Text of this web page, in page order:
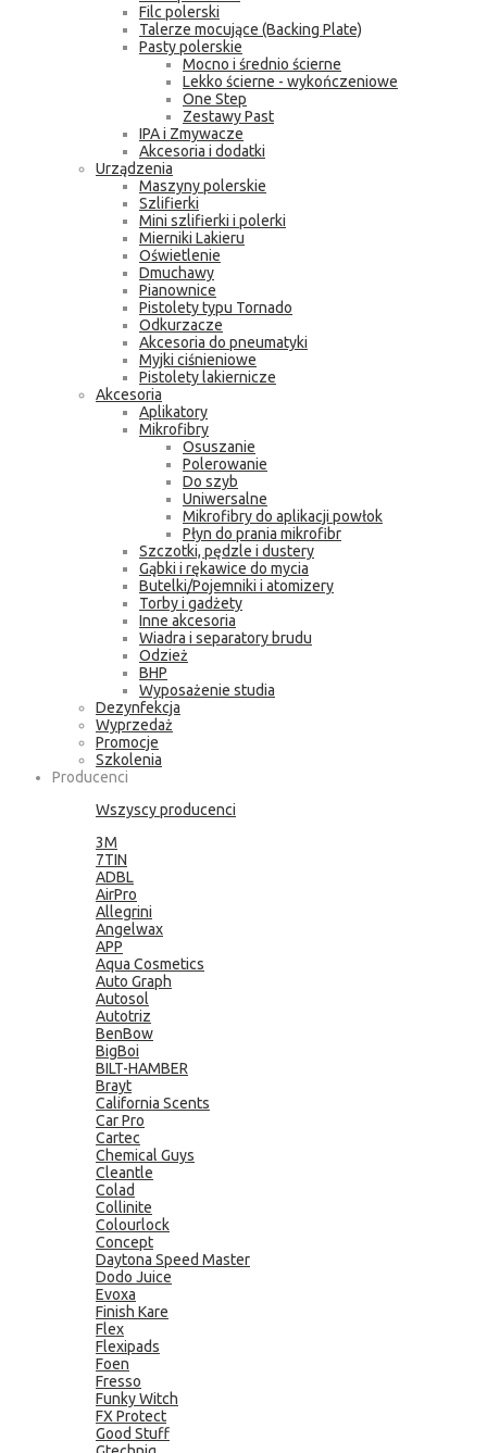
Filc polerski
Talerze mocujące (Backing Plate)
Pasty polerskie
Mocno i średnio ścierne
Lekko ścierne - wykończeniowe
One Step
Zestawy Past
IPA i Zmywacze
Akcesoria i dodatki
Urządzenia
Maszyny polerskie
Szlifierki
Mini szlifierki i polerki
Mierniki Lakieru
Oświetlenie
Dmuchawy
Pianownice
Pistolety typu Tornado
Odkurzacze
Akcesoria do pneumatyki
Myjki ciśnieniowe
Pistolety lakiernicze
Akcesoria
Aplikatory
Mikrofibry
Osuszanie
Polerowanie
Do szyb
Uniwersalne
Mikrofibry do aplikacji powłok
Płyn do prania mikrofibr
Szczotki, pędzle i dustery
Gąbki i rękawice do mycia
Butelki/Pojemniki i atomizery
Torby i gadżety
Inne akcesoria
Wiadra i separatory brudu
Odzież
BHP
Wyposażenie studia
Dezynfekcja
Wyprzedaż
Promocje
Szkolenia
Producenci
Wszyscy producenci
3M
7TIN
ADBL
AirPro
Allegrini
Angelwax
APP
Aqua Cosmetics
Auto Graph
Autosol
Autotriz
BenBow
BigBoi
BILT-HAMBER
Brayt
California Scents
Car Pro
Cartec
Chemical Guys
Cleantle
Colad
Collinite
Colourlock
Concept
Daytona Speed Master
Dodo Juice
Evoxa
Finish Kare
Flex
Flexipads
Foen
Fresso
Funky Witch
FX Protect
Good Stuff